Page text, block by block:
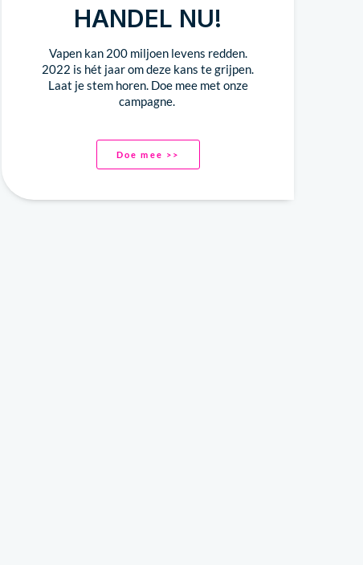
HANDEL NU!
Vapen kan 200 miljoen levens redden.
2022 is hét jaar om deze kans te grijpen.
Laat je stem horen. Doe mee met onze
campagne.
Doe mee >>